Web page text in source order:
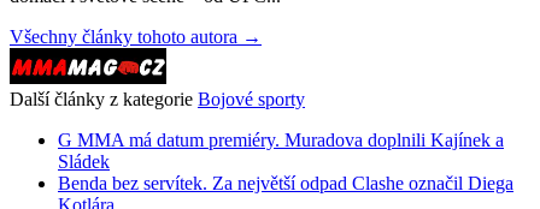
Všechny články tohoto autora →
Další články z kategorie Bojové sporty
G MMA má datum premiéry. Muradova doplnili Kajínek a
Sládek
Benda bez servítek. Za největší odpad Clashe označil Diega
Kotlára